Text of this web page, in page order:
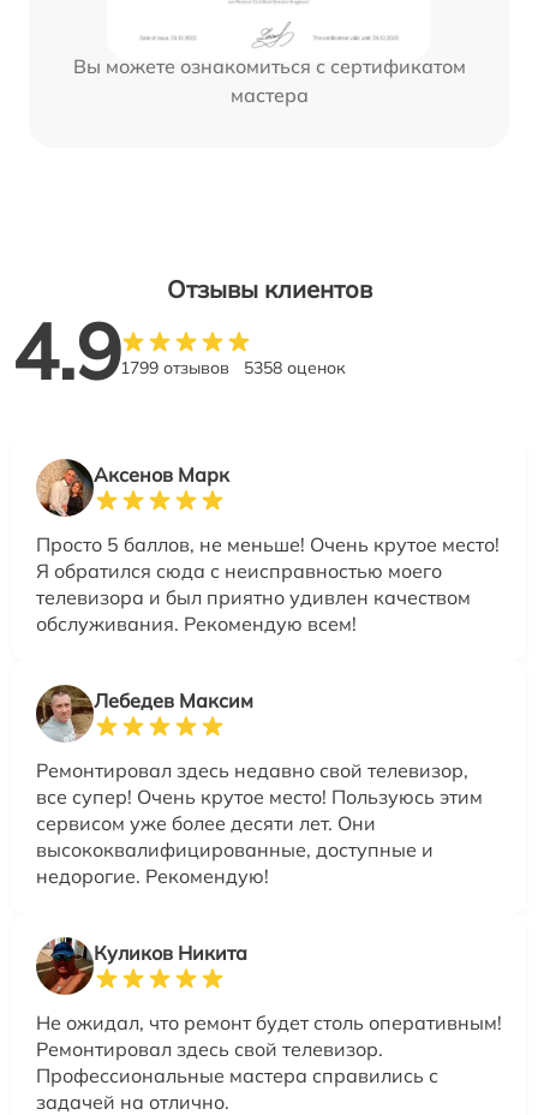
Вы можете ознакомиться с сертификатом
мастера
Отзывы клиентов
4.91799 отзывов 5358 оценок
Аксенов Марк
Просто 5 баллов, не меньше! Очень крутое место!
Я обратился сюда с неисправностью моего
телевизора и был приятно удивлен качеством
обслуживания. Рекомендую всем!
Лебедев Максим
Ремонтировал здесь недавно свой телевизор,
все супер! Очень крутое место! Пользуюсь этим
сервисом уже более десяти лет. Они
высококвалифицированные, доступные и
недорогие. Рекомендую!
Куликов Никита
Не ожидал, что ремонт будет столь оперативным!
Ремонтировал здесь свой телевизор.
Профессиональные мастера справились с
задачей на отлично.